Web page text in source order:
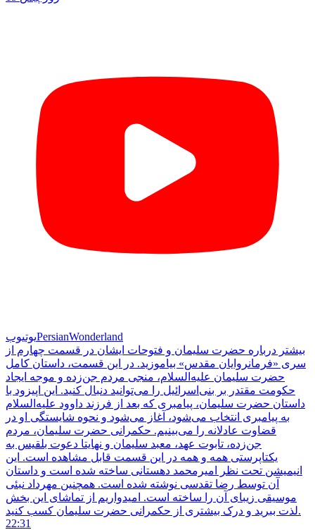
یوتیوبPersianWonderland
بیشتر درباره حضرت سلیمان و فتوحات ایشان در قسمت چهارم از
سری «فرمانروایان مقدس» بیاموزید. در این قسمت، داستان کامل
حضرت سلیمان علیه‌السلام، منجی مردم جن‌زده و موجه ایجاد
حکومت مقتدر بر بنی‌اسرائیل را می‌توانید دنبال کنید. این اپیزود با
داستان حضرت سلیمان، پیامبری که بعد از فرزند داوود علیه‌السلام
به پیامبری انتخاب می‌شود، آغاز می‌شود و نحوه شایستگی او در
قضاوت عادلانه را می‌بینیم. حكمرانی حضرت سلیمان، مردم
جن‌زده، تابوت عهد، معبد سلیمان و نهایتا دعوت بلقيس به
يکتاپرستی همه و همه در این قسمت قابل مشاهده است. این
انیمیشن تحت نظر امیرمحمد دهستانی ساخته شده است و داستان
آن توسط رضا تقدسی نوشته شده است. همچنین مهرداد نبئی
موسیقی زیبای آن را ساخته است. امیدواریم از تماشای این بخش
لذت ببرید و درک بیشتری از حکمرانی حضرت سلیمان کسب کنید.
22:31